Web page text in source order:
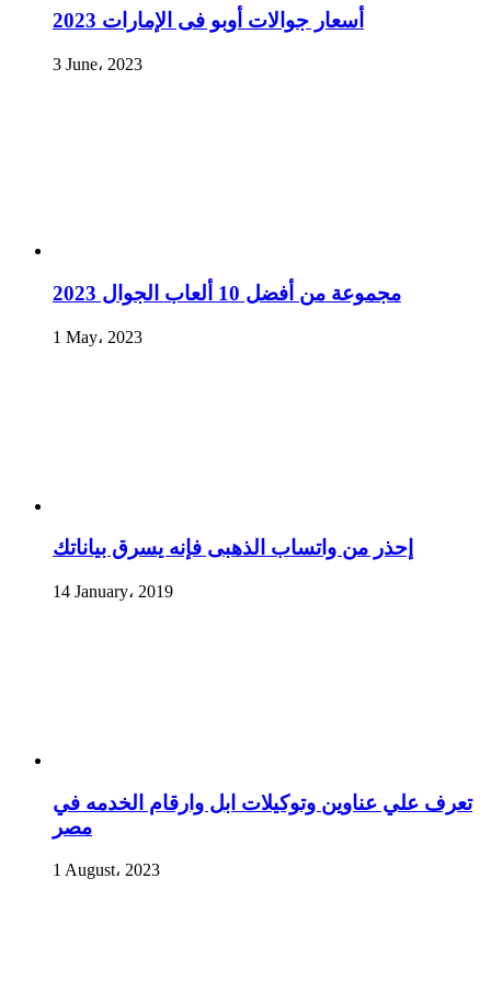
أسعار جوالات أوبو فى الإمارات 2023
3 June، 2023
مجموعة من أفضل 10 ألعاب الجوال 2023
1 May، 2023
إحذر من واتساب الذهبى فإنه يسرق بياناتك
14 January، 2019
تعرف علي عناوين وتوكيلات ابل وارقام الخدمه في
مصر
1 August، 2023